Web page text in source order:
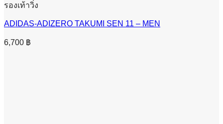
รองเท้าวิ่ง
ADIDAS-ADIZERO TAKUMI SEN 11 – MEN
6,700 ฿